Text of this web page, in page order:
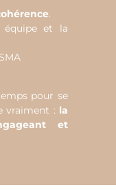
.
et la
pour se
vraiment : la
et